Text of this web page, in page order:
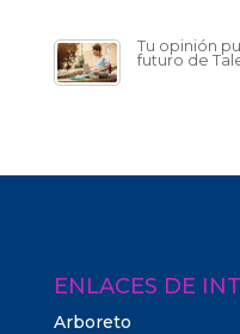
Tu opinión
futuro de
ENLACES DE
Arboreto